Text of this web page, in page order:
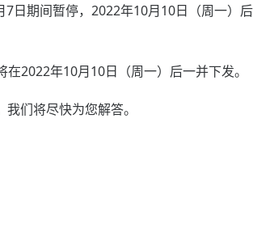
日期间暂停，2022年10月10日（周一）
2022年10月10日（周一）后一并下发。
我们将尽快为您解答。